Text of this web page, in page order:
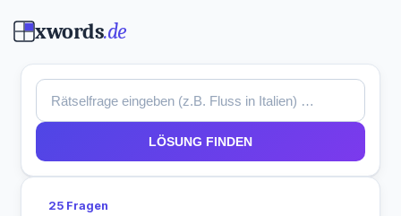
xwords.de
LÖSUNG FINDEN
25 Fragen